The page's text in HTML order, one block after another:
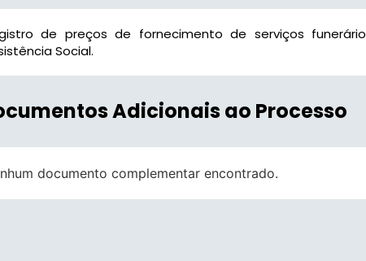
de preços de fornecimento de serviços
Social.
Adicionais ao Processo
documento complementar encontrado.